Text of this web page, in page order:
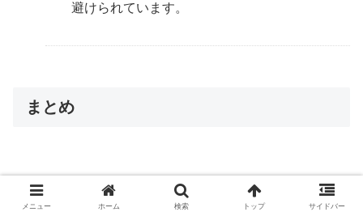
避けられています。
まとめ
この記事では、元旦に掃除をすることの意味と、それに関
連する風習について詳しく解説しました。
メニュー ホーム 検索 トップ サイドバー